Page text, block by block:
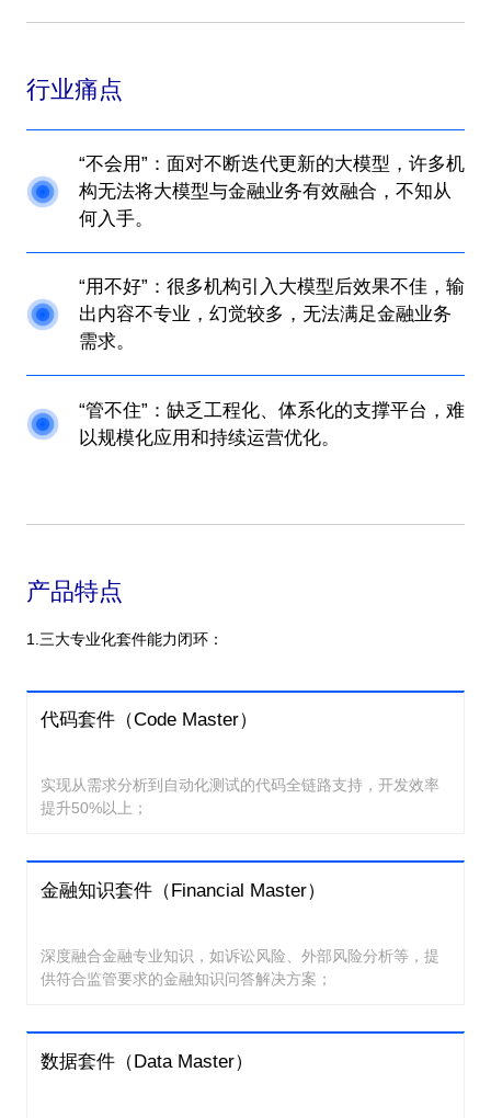
行业痛点
“不会用”：面对不断迭代更新的大模型，许多机
构无法将大模型与金融业务有效融合，不知从
何入手。
“用不好”：很多机构引入大模型后效果不佳，输
出内容不专业，幻觉较多，无法满足金融业务
需求。
“管不住”：缺乏工程化、体系化的支撑平台，难
以规模化应用和持续运营优化。
产品特点
1.三大专业化套件能力闭环：
代码套件（Code Master）
实现从需求分析到自动化测试的代码全链路支持，开发效率
提升50%以上；
金融知识套件（Financial Master）
深度融合金融专业知识，如诉讼风险、外部风险分析等，提
供符合监管要求的金融知识问答解决方案；
数据套件（Data Master）